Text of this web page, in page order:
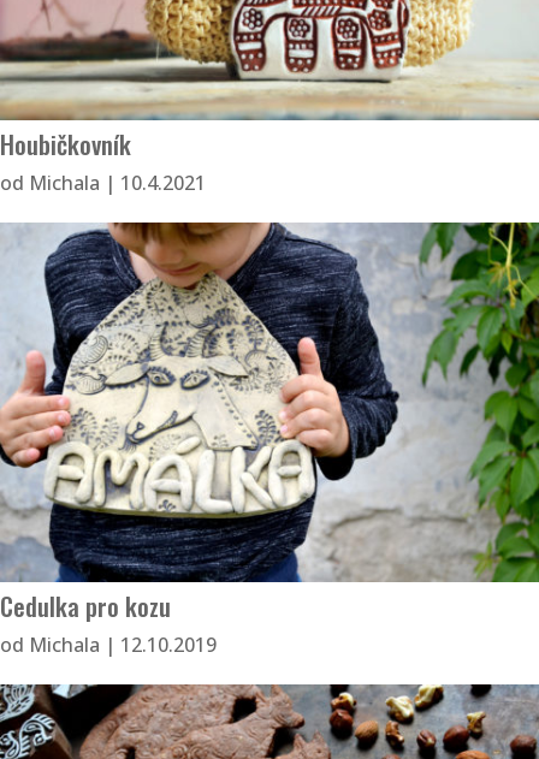
Houbičkovník
od Michala | 10.4.2021
Cedulka pro kozu
od Michala | 12.10.2019